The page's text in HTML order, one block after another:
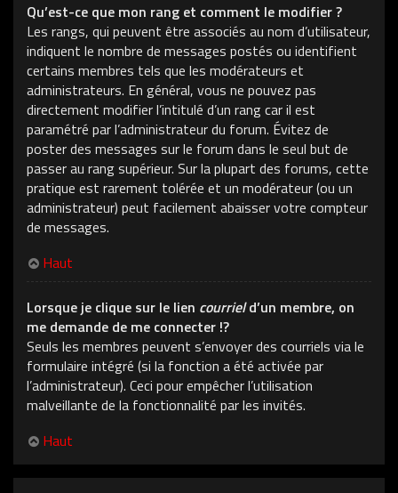
Qu’est-ce que mon rang et comment le modifier ?
Les rangs, qui peuvent être associés au nom d’utilisateur,
indiquent le nombre de messages postés ou identifient
certains membres tels que les modérateurs et
administrateurs. En général, vous ne pouvez pas
directement modifier l’intitulé d’un rang car il est
paramétré par l’administrateur du forum. Évitez de
poster des messages sur le forum dans le seul but de
passer au rang supérieur. Sur la plupart des forums, cette
pratique est rarement tolérée et un modérateur (ou un
administrateur) peut facilement abaisser votre compteur
de messages.
Haut
Lorsque je clique sur le lien courrield’un membre, on
me demande de me connecter !?
Seuls les membres peuvent s’envoyer des courriels via le
formulaire intégré (si la fonction a été activée par
l’administrateur). Ceci pour empêcher l’utilisation
malveillante de la fonctionnalité par les invités.
Haut